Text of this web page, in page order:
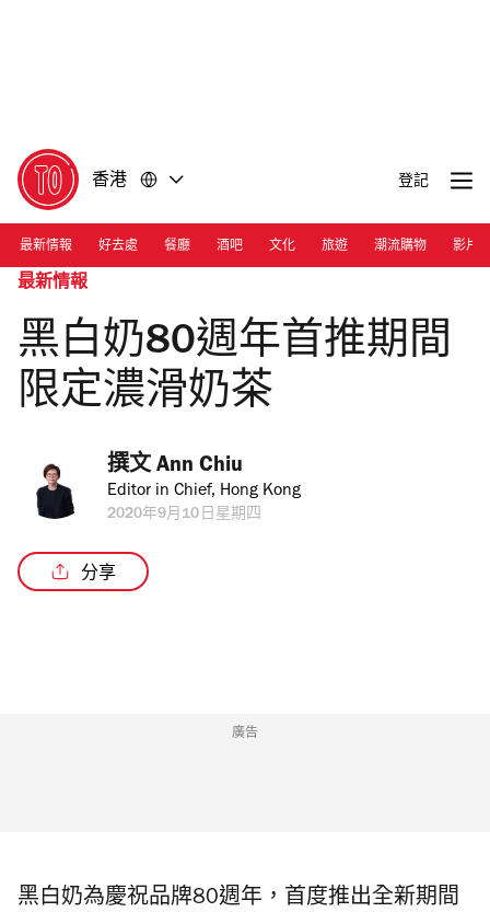
香港 登記
最新情報 好去處 餐廳 酒吧 文化 旅遊 潮流購物 影片
最新情報
黑白奶80週年首推期間
限定濃滑奶茶
撰文 Ann Chiu
Editor in Chief, Hong Kong
2020年9月10日星期四
分享
廣告
黑白奶為慶祝品牌80週年，首度推出全新期間